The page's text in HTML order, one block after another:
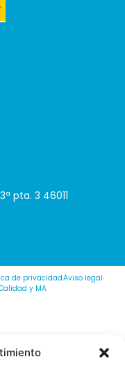
pta. 3 46011
de privacidadAviso legal
y MA